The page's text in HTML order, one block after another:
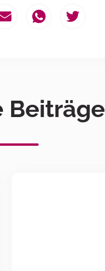
Beiträge